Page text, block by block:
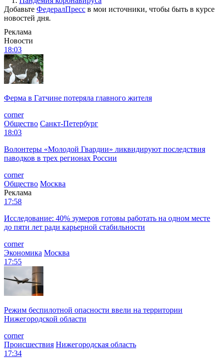
Добавьте ФедералПресс в мои источники, чтобы быть в курсе
новостей дня.
Реклама
Новости
18:03
Ферма в Гатчине потеряла главного жителя
corner
Общество Санкт-Петербург
18:03
Волонтеры «Молодой Гвардии» ликвидируют последствия
паводков в трех регионах России
corner
Общество Москва
Реклама
17:58
Исследование: 40% зумеров готовы работать на одном месте
до пяти лет ради карьерной стабильности
corner
Экономика Москва
17:55
Режим беспилотной опасности ввели на территории
Нижегородской области
corner
Происшествия Нижегородская область
17:34